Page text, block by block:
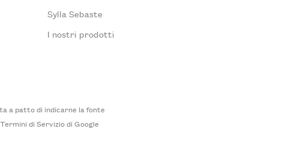
Sylla Sebaste
I nostri prodotti
a patto di indicarne la fonte
Termini di Serviziodi Google